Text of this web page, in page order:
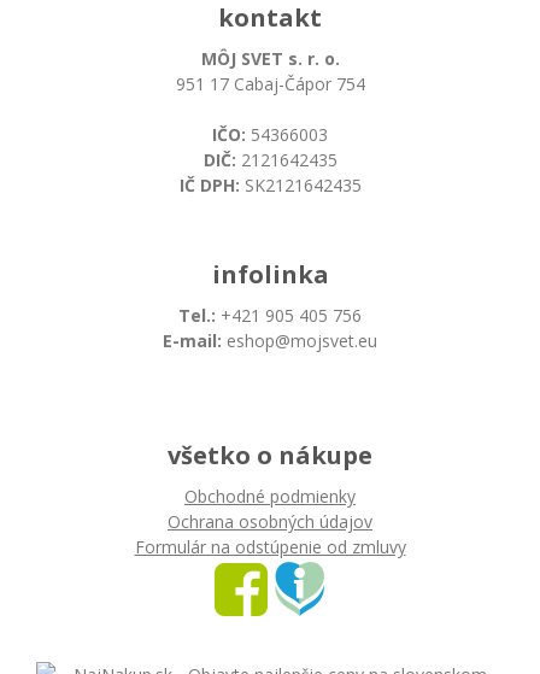
kontakt
MÔJ SVET s. r. o.
951 17 Cabaj-Čápor 754
IČO: 54366003
DIČ: 2121642435
IČ DPH: SK2121642435
infolinka
Tel.: +421 905 405 756
E-mail: eshop@mojsvet.eu
všetko o nákupe
Obchodné podmienky
Ochrana osobných údajov
Formulár na odstúpenie od zmluvy